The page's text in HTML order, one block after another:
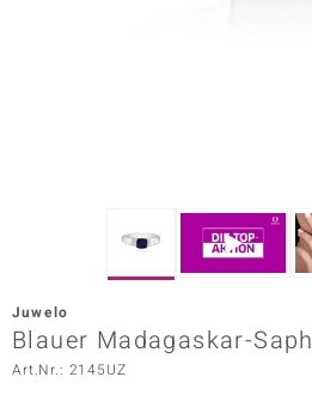
Vogue
Juwelo
Blauer Madagaskar-
Art.Nr.: 2145UZ